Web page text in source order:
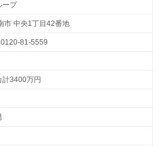
ープ
市 中央1丁目42番地
0120-81-5559
計3400万円